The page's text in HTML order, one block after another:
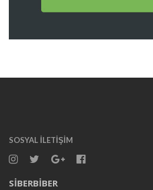
SOSYAL İLETIŞIM
SIBERBIBER